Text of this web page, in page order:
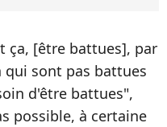
ça, [être battues], par
qui sont pas battues
d'être battues",
possible, à certaine